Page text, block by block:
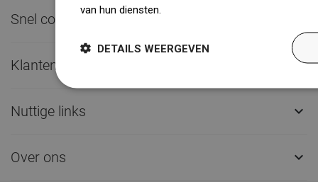
Snel contact
Klantenservice 
Nuttige links 
Over ons 
van hun diensten.
DETAILS WEERGEVEN